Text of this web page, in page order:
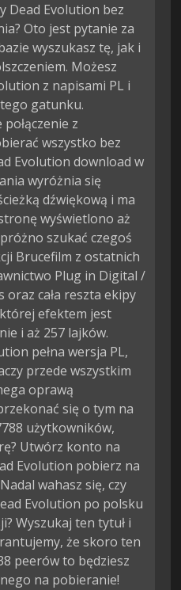
Dead Evolution bez
Oto jest pytanie za
wyszukasz tę, jak i
Możesz
z napisami PL i
gatunku.
z
wszystko bez
Evolution download w
wyróżnia się
dźwiękową i ma
wyświetlono aż
szukać czegoś
Brucefilm z ostatnich
Plug in Digital /
oraz cała reszta ekipy
efektem jest
i aż 257 lajków.
pełna wersja PL,
przede wszystkim
oprawą
się o tym na
użytkowników,
Utwórz konto na
Evolution pobierz na
wahasz się, czy
Evolution po polsku
Wyszukaj ten tytuł i
że skoro ten
peerów to będziesz
na pobieranie!